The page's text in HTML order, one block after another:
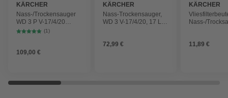
KÄRCHER
Nass-/Trockensauger
WD 3 P V-17/4/20
Workshop mit
(1)
109,00 €
KÄRCHER
Nass-Trockensauger,
WD 3 V-17/4/20, 17 L,
72,99 €
KÄRCHER
Nass-/
4 Stück
11,89 €